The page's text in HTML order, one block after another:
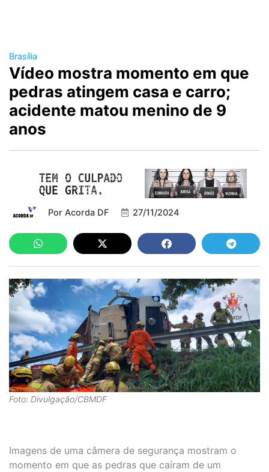
Brasília
Vídeo mostra momento em que
pedras atingem casa e carro;
acidente matou menino de 9
anos
Por Acorda DF 27/11/2024
Foto: Divulgação/CBMDF
Imagens de uma câmera de segurança mostram o
momento em que as pedras que caíram de um